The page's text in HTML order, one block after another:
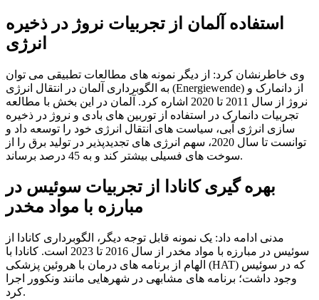
استفاده آلمان از تجربیات نروژ در ذخیره
انرژی
وی خاطرنشان کرد: از دیگر نمونه های مطالعات تطبیقی می توان
به الگوبرداری آلمان در انتقال انرژی (Energiewende) از دانمارک و
نروژ از سال 2011 تا 2020 اشاره کرد. آلمان در این بخش با مطالعه
تجربیات دانمارک در استفاده از توربین های بادی و نروژ در ذخیره
سازی انرژی آبی، سیاست های انتقال انرژی خود را توسعه داد و
توانست تا سال 2020، سهم انرژی های تجدیدپذیر در تولید برق را از
سوخت های فسیلی بیشتر کند و به 45 درصد برساند.
بهره گیری کانادا از تجربیات سوئیس در
مبارزه با مواد مخدر
مدنی ادامه داد: یک نمونه قابل توجه دیگر، الگوبرداری کانادا از
سوئیس در مبارزه با مواد مخدر از سال 2016 تا 2023 است. کانادا با
الهام از برنامه های درمان با هروئین پزشکی (HAT) که در سوئیس
وجود داشت؛ برنامه های مشابهی در شهرهایی مانند ونکوور اجرا
کرد.